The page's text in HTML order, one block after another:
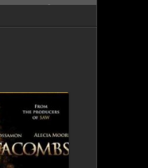
Скачать
Скачать
Скачать